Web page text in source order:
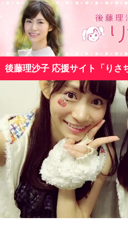
ツ
へ後藤理沙子 応援サイト「りさ
索